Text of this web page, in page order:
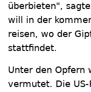
überbieten",
will in der
reisen, wo der
stattfindet.
Unter den Opfern
vermutet. Die